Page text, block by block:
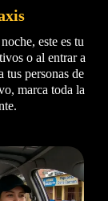
este es tu
o al entrar a
tus personas de
marca toda la